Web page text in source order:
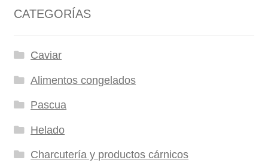
CATEGORÍAS
Caviar
Alimentos congelados
Pascua
Helado
Charcutería y productos cárnicos